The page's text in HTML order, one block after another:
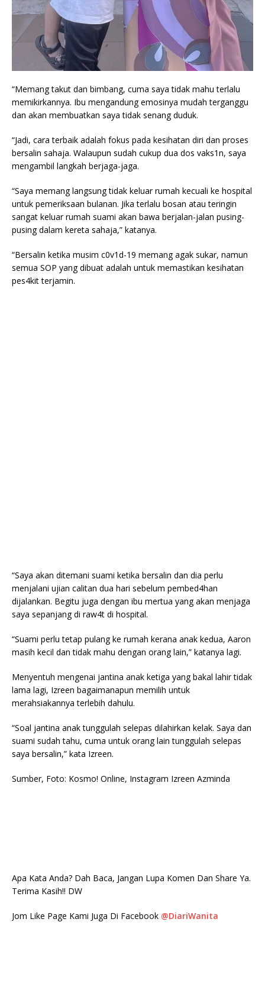
“Memang takut dan bimbang, cuma saya tidak mahu terlalu
memikirkannya. Ibu mengandung emosinya mudah terganggu
dan akan membuatkan saya tidak senang duduk.
“Jadi, cara terbaik adalah fokus pada kesihatan diri dan proses
bersalin sahaja. Walaupun sudah cukup dua dos vaks1n, saya
mengambil langkah berjaga-jaga.
“Saya memang langsung tidak keluar rumah kecuali ke hospital
untuk pemeriksaan bulanan. Jika terlalu bosan atau teringin
sangat keluar rumah suami akan bawa berjalan-jalan pusing-
pusing dalam kereta sahaja,” katanya.
“Bersalin ketika musim c0v1d-19 memang agak sukar, namun
semua SOP yang dibuat adalah untuk memastikan kesihatan
pes4kit terjamin.
“Saya akan ditemani suami ketika bersalin dan dia perlu
menjalani ujian calitan dua hari sebelum pembed4han
dijalankan. Begitu juga dengan ibu mertua yang akan menjaga
saya sepanjang di raw4t di hospital.
“Suami perlu tetap pulang ke rumah kerana anak kedua, Aaron
masih kecil dan tidak mahu dengan orang lain,” katanya lagi.
Menyentuh mengenai jantina anak ketiga yang bakal lahir tidak
lama lagi, Izreen bagaimanapun memilih untuk
merahsiakannya terlebih dahulu.
“Soal jantina anak tunggulah selepas dilahirkan kelak. Saya dan
suami sudah tahu, cuma untuk orang lain tunggulah selepas
saya bersalin,” kata Izreen.
Sumber, Foto: Kosmo! Online, Instagram Izreen Azminda
Apa Kata Anda? Dah Baca, Jangan Lupa Komen Dan Share Ya.
Terima Kasih!! DW
Jom Like Page Kami Juga Di Facebook @DiariWanita